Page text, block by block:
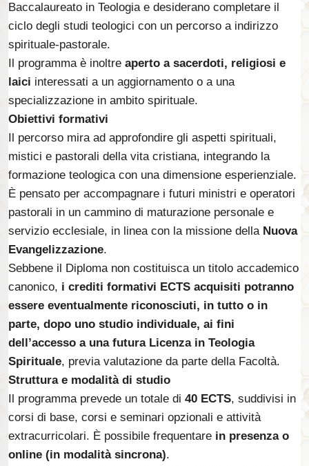
Baccalaureato in Teologia e desiderano completare il
ciclo degli studi teologici con un percorso a indirizzo
spirituale-pastorale.
Il programma è inoltre aperto a sacerdoti, religiosi e
laici interessati a un aggiornamento o a una
specializzazione in ambito spirituale.
Obiettivi formativi
Il percorso mira ad approfondire gli aspetti spirituali,
mistici e pastorali della vita cristiana, integrando la
formazione teologica con una dimensione esperienziale.
È pensato per accompagnare i futuri ministri e operatori
pastorali in un cammino di maturazione personale e
servizio ecclesiale, in linea con la missione della Nuova
Evangelizzazione.
Sebbene il Diploma non costituisca un titolo accademico
canonico, i crediti formativi ECTS acquisiti potranno
essere eventualmente riconosciuti, in tutto o in
parte, dopo uno studio individuale, ai fini
dell’accesso a una futura Licenza in Teologia
Spirituale, previa valutazione da parte della Facoltà.
Struttura e modalità di studio
Il programma prevede un totale di 40 ECTS, suddivisi in
corsi di base, corsi e seminari opzionali e attività
extracurricolari. È possibile frequentare in presenza o
online (in modalità sincrona).